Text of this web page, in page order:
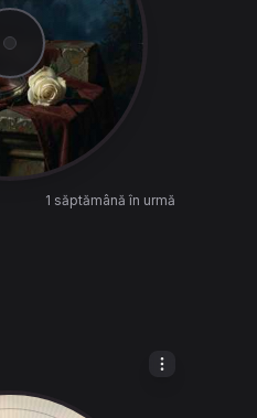
1 săptămână în urmă